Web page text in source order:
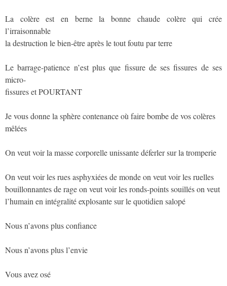
La colère est en berne la bonne chaude colère qui crée
l’irraisonnable
la destruction le bien-être après le tout foutu par terre
Le barrage-patience n’est plus que fissure de ses fissures de ses
micro-
fissures et POURTANT
Je vous donne la sphère contenance où faire bombe de vos colères
mêlées
On veut voir la masse corporelle unissante déferler sur la tromperie
On veut voir les rues asphyxiées de monde on veut voir les ruelles
bouillonnantes de rage on veut voir les ronds-points souillés on veut
l’humain en intégralité explosante sur le quotidien salopé
Nous n’avons plus confiance
Nous n’avons plus l’envie
Vous avez osé